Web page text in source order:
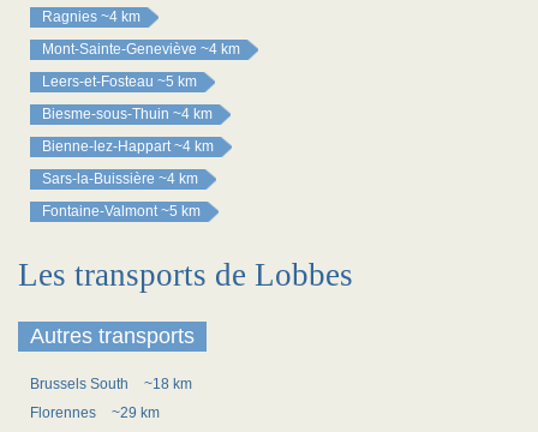
Ragnies ~4 km
Mont-Sainte-Geneviève ~4 km
Leers-et-Fosteau ~5 km
Biesme-sous-Thuin ~4 km
Bienne-lez-Happart ~4 km
Sars-la-Buissière ~4 km
Fontaine-Valmont ~5 km
Les transports de Lobbes
Autres transports
Brussels South
~18 km
Florennes
~29 km